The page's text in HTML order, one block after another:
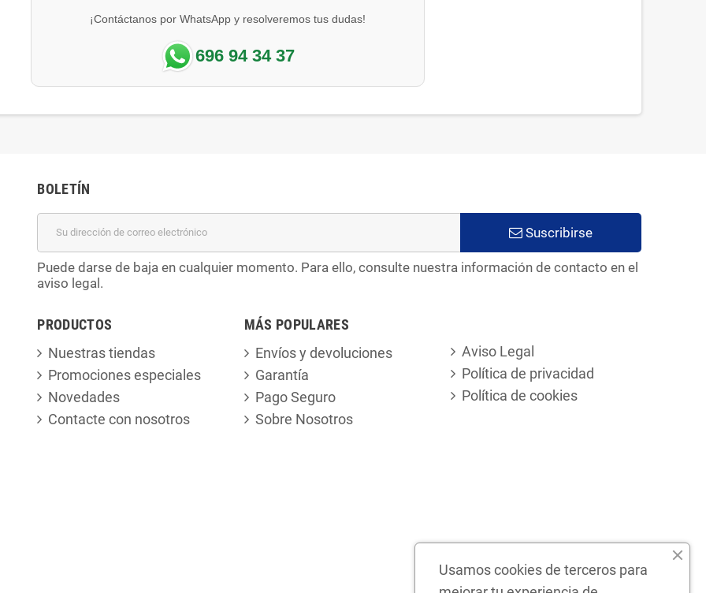
¡Contáctanos por WhatsApp y resolveremos tus dudas!
696 94 34 37
BOLETÍN
Suscribirse
Puede darse de baja en cualquier momento. Para ello, consulte nuestra información de contacto en el
aviso legal.
PRODUCTOS
Nuestras tiendas
Promociones especiales
Novedades
Contacte con nosotros
MÁS POPULARES
Envíos y devoluciones
Garantía
Pago Seguro
Sobre Nosotros
Aviso Legal
Política de privacidad
Política de cookies
Usamos cookies de terceros para